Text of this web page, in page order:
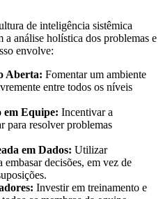
de inteligência sistêmica
análise holística dos problemas e
envolve:
Aberta: Fomentar um ambiente
entre todos os níveis
em Equipe: Incentivar a
para resolver problemas
em Dados: Utilizar
decisões, em vez de
Investir em treinamento e